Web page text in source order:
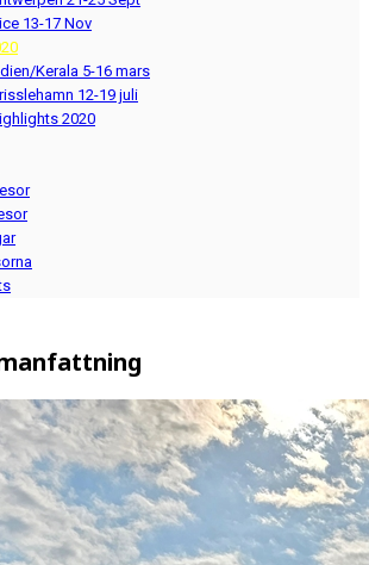
13-17 Nov
Kerala 5-16 mars
12-19 juli
2020